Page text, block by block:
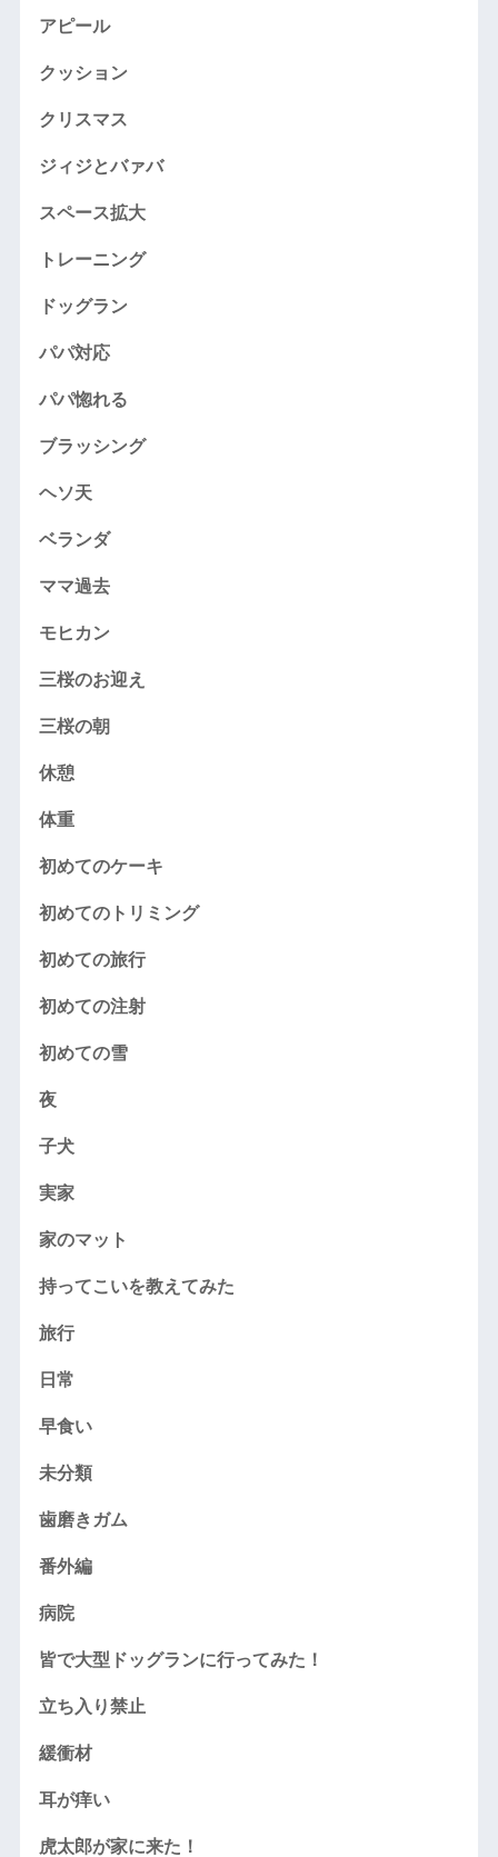
アピール
クッション
クリスマス
ジィジとバァバ
スペース拡大
トレーニング
ドッグラン
パパ対応
パパ惚れる
ブラッシング
ヘソ天
ベランダ
ママ過去
モヒカン
三桜のお迎え
三桜の朝
休憩
体重
初めてのケーキ
初めてのトリミング
初めての旅行
初めての注射
初めての雪
夜
子犬
実家
家のマット
持ってこいを教えてみた
旅行
日常
早食い
未分類
歯磨きガム
番外編
病院
皆で大型ドッグランに行ってみた！
立ち入り禁止
緩衝材
耳が痒い
虎太郎が家に来た！